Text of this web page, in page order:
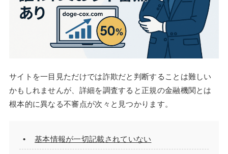
サイトを一目見ただけでは詐欺だと判断することは難しい
かもしれませんが、詳細を調査すると正規の金融機関とは
根本的に異なる不審点が次々と見つかります。
基本情報が一切記載されていない